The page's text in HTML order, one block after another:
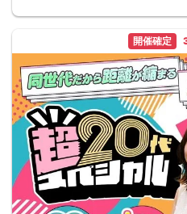
開催確定